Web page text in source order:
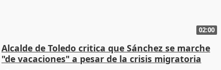
02:00
Alcalde de Toledo critica que Sánchez se marche
"de vacaciones" a pesar de la crisis migratoria